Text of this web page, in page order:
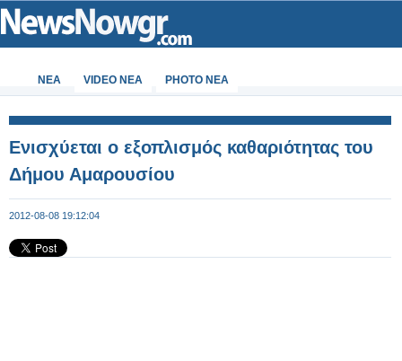
ΝΕΑ VIDEO NEA PHOTO NEA
Ενισχύεται ο εξοπλισμός καθαριότητας του
Δήμου Αμαρουσίου
2012-08-08 19:12:04